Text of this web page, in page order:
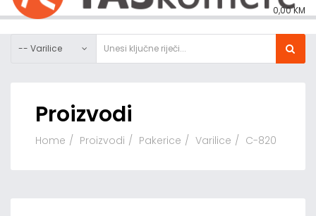
0,00 KM
-- Varilice
Proizvodi
Home Proizvodi Pakerice Varilice C-820